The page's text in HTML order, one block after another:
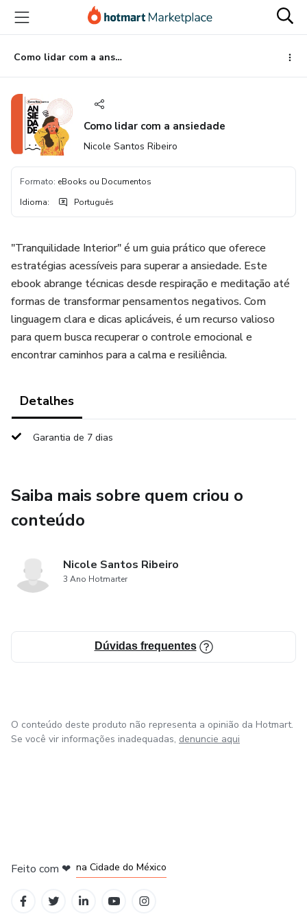
para
conteúdo
principal
para
pagamento
para
rodapé
Como lidar com a ansiedade
Como lidar com a ansiedade
Nicole Santos Ribeiro
Formato: eBooks ou Documentos
Idioma: Português
"Tranquilidade Interior" é um guia prático que oferece
estratégias acessíveis para superar a ansiedade. Este
ebook abrange técnicas desde respiração e meditação até
formas de transformar pensamentos negativos. Com
linguagem clara e dicas aplicáveis, é um recurso valioso
para quem busca recuperar o controle emocional e
encontrar caminhos para a calma e resiliência.
Detalhes
Garantia de 7 dias
Saiba mais sobre quem criou o
conteúdo
Nicole Santos Ribeiro
3 Ano Hotmarter
Dúvidas frequentes
O conteúdo deste produto não representa a opinião da Hotmart.
Se você vir informações inadequadas, denuncie aqui
Feito com ❤ na Cidade do México